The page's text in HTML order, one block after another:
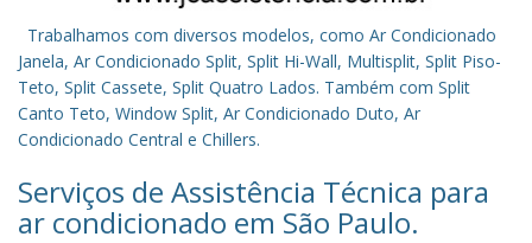
Trabalhamos com diversos modelos, como Ar Condicionado
Janela, Ar Condicionado Split, Split Hi-Wall, Multisplit, Split Piso-
Teto, Split Cassete, Split Quatro Lados. Também com Split
Canto Teto, Window Split, Ar Condicionado Duto, Ar
Condicionado Central e Chillers.
Serviços de Assistência Técnica para
ar condicionado em São Paulo.